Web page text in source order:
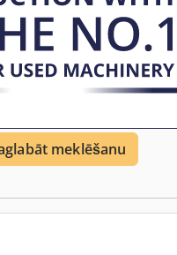
meklēšanu